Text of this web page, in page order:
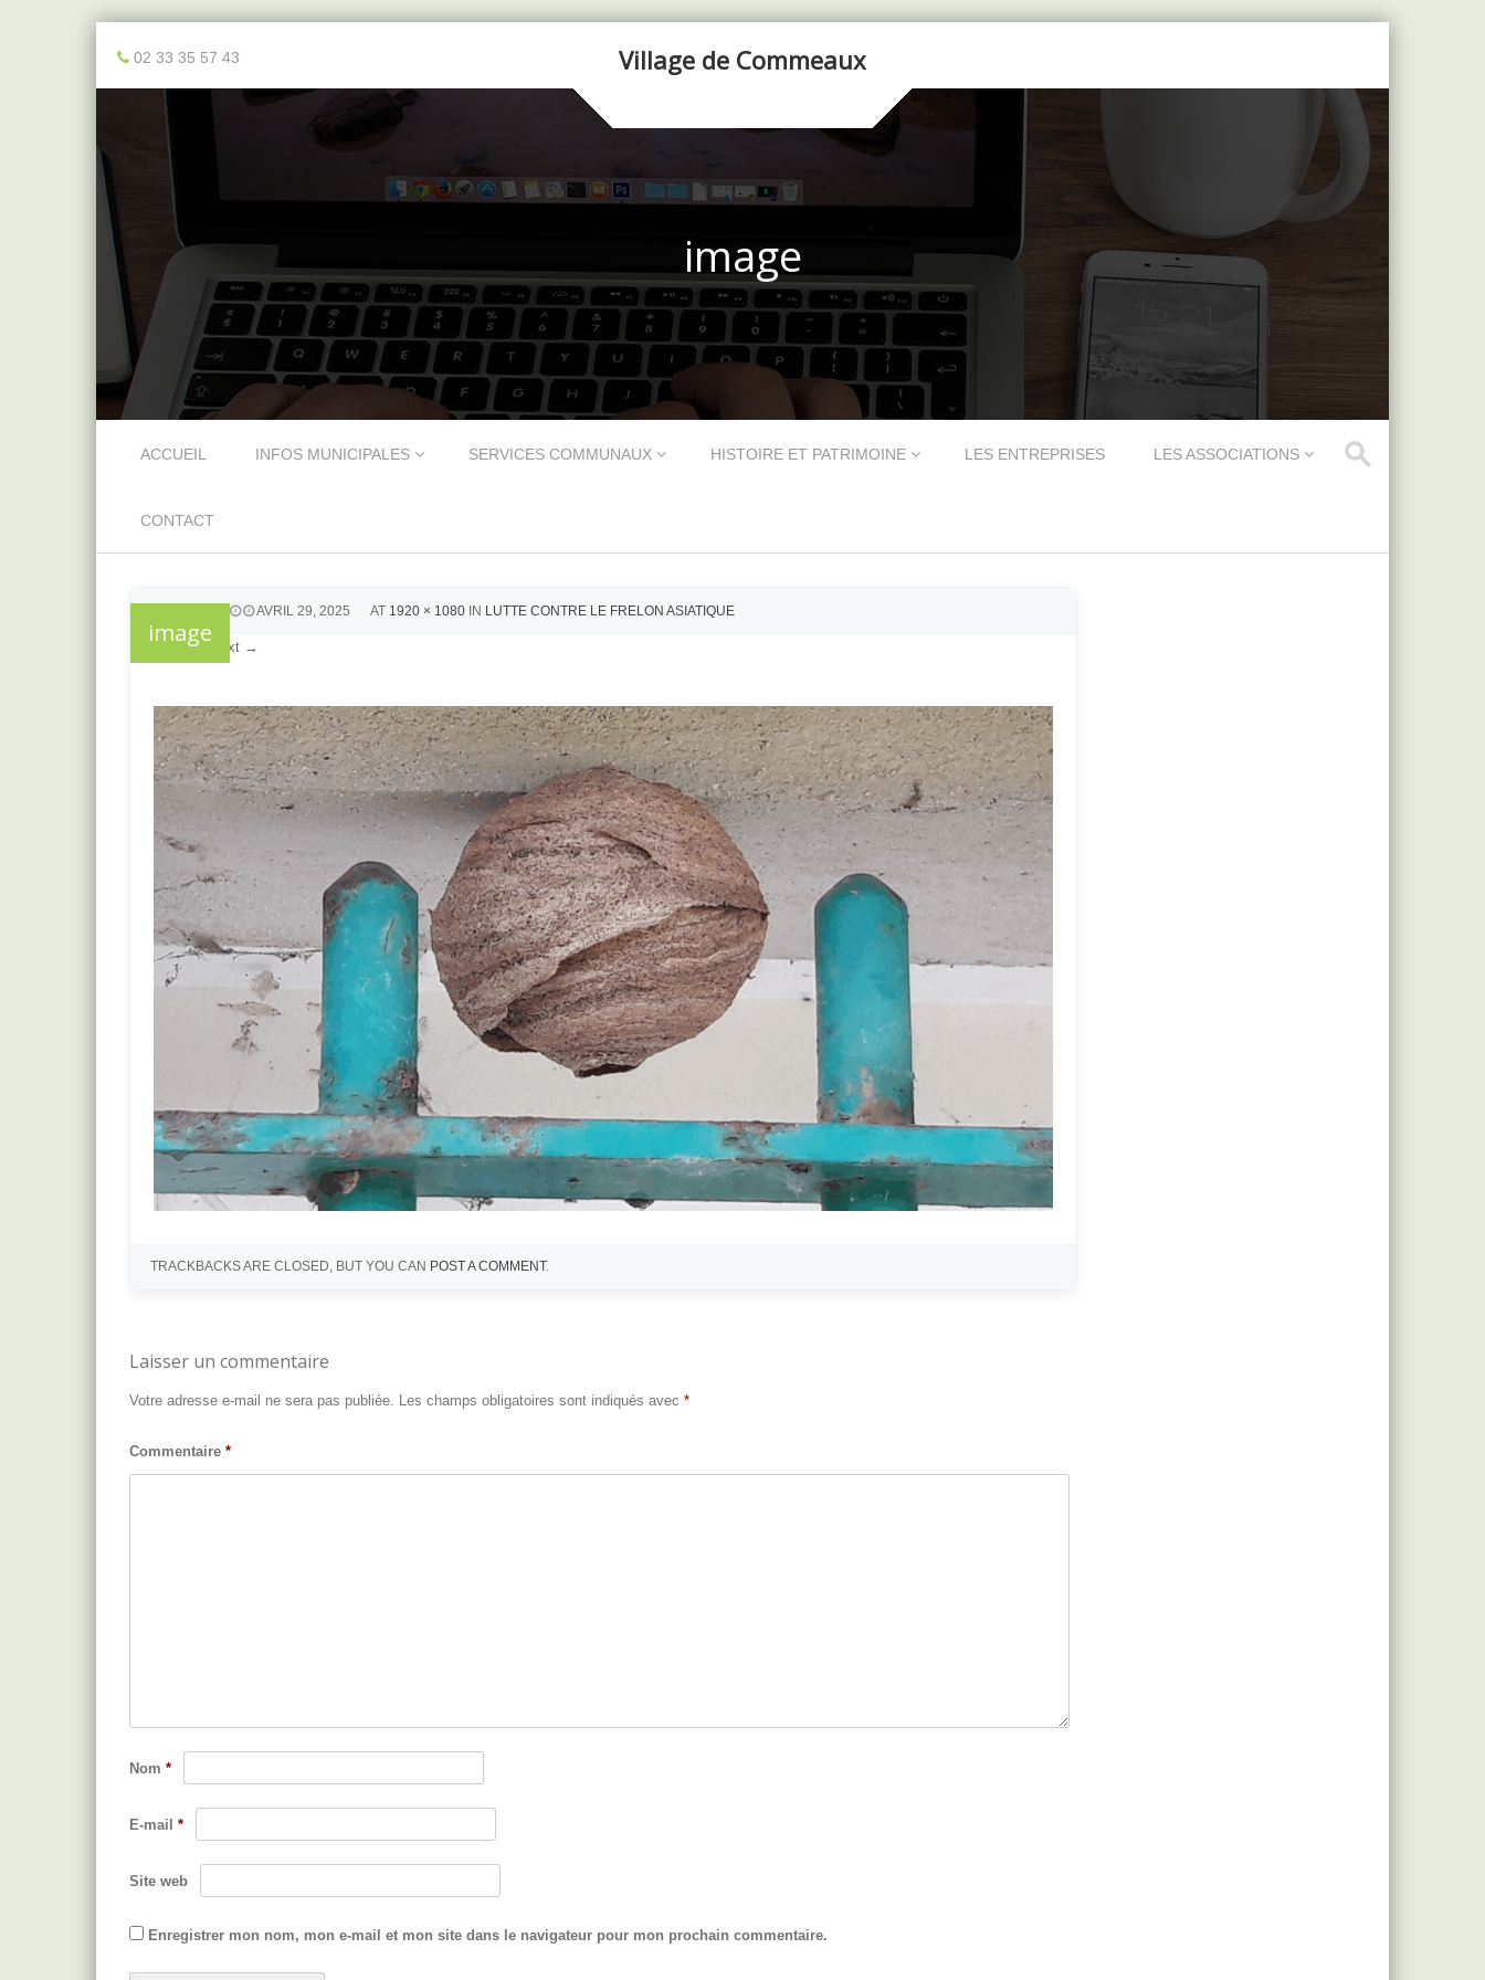
02 33 35 57 43 Village de Commeaux
image
Menu
ACCUEIL
INFOS MUNICIPALES SERVICES COMMUNAUX HISTOIRE ET PATRIMOINE LES ENTREPRISES LES ASSOCIATIONS
CONTACT
image
AVRIL 29, 2025 AT 1920 × 1080 IN LUTTE CONTRE LE FRELON ASIATIQUE
← Previous Next →
TRACKBACKS ARE CLOSED, BUT YOU CAN POST A COMMENT.
Laisser un commentaire
Votre adresse e-mail ne sera pas publiée. Les champs obligatoires sont indiqués avec *
Commentaire *
Nom *
E-mail *
Site web
Enregistrer mon nom, mon e-mail et mon site dans le navigateur pour mon prochain commentaire.